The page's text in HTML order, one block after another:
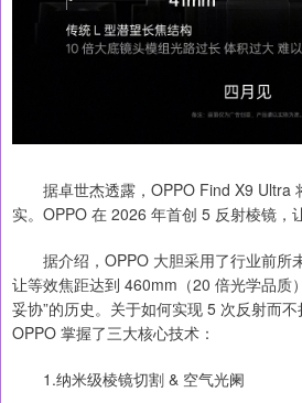
据卓世杰透露，OPPO Find X9 Ultra
实。OPPO 在 2026 年首创 5 反射棱镜，
据介绍，OPPO 大胆采用了行业前所
让等效焦距达到 460mm（20 倍光学品质
妥协”的历史。关于如何实现 5 次反射而不
OPPO 掌握了三大核心技术：
1.纳米级棱镜切割 & 空气光阑